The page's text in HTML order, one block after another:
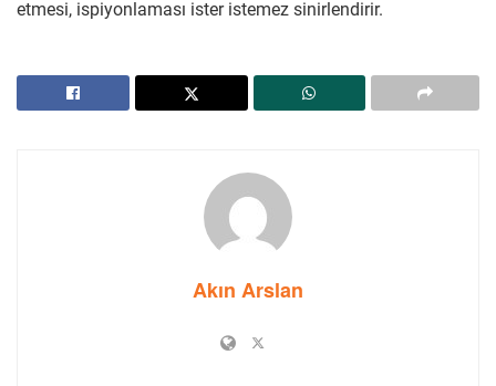
etmesi, ispiyonlaması ister istemez sinirlendirir.
Akın Arslan